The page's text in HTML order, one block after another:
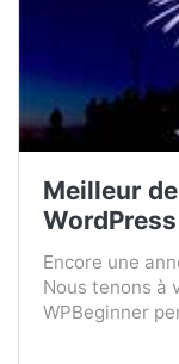
Meilleur
Encore une
Nous tenons à
WPBeginner